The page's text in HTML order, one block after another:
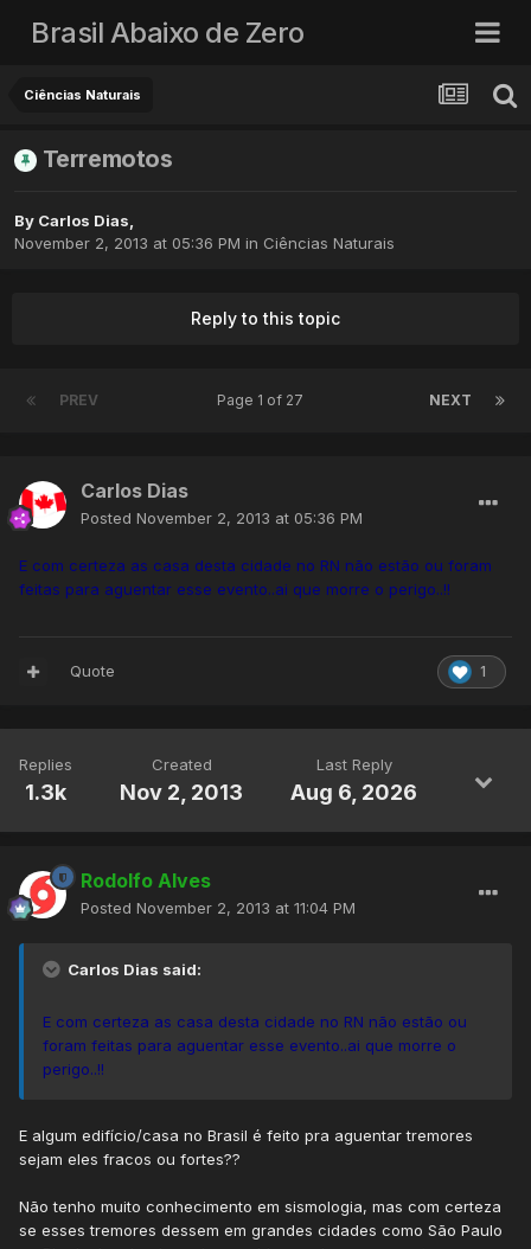
Brasil Abaixo de Zero
Ciências Naturais
Terremotos
By Carlos Dias,
November 2, 2013 at 05:36 PM in Ciências Naturais
Reply to this topic
PREV NEXT
Page 1 of 27
Carlos Dias
Posted November 2, 2013 at 05:36 PM
E com certeza as casa desta cidade no RN não estão ou foram
feitas para aguentar esse evento..ai que morre o perigo..!!
1
Quote
Replies
1.3k
Created
Nov 2, 2013
Last Reply
Aug 6, 2026
Rodolfo Alves
Posted November 2, 2013 at 11:04 PM
Carlos Dias said:
E com certeza as casa desta cidade no RN não estão ou
foram feitas para aguentar esse evento..ai que morre o
perigo..!!
E algum edifício/casa no Brasil é feito pra aguentar tremores
sejam eles fracos ou fortes??
Não tenho muito conhecimento em sismologia, mas com certeza
se esses tremores dessem em grandes cidades como São Paulo